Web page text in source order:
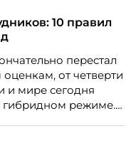
10 правил
перестал
от четверти
и мире сегодня
гибридном режиме.
сама собой, то на